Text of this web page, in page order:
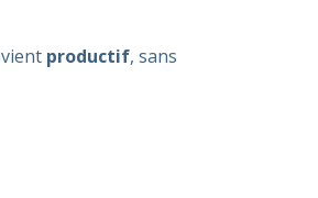
productif, sans